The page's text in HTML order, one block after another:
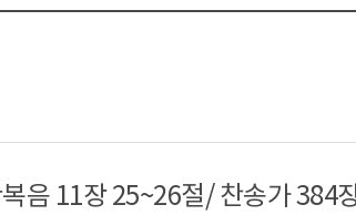
음 11장 25~26절/ 찬송가 384